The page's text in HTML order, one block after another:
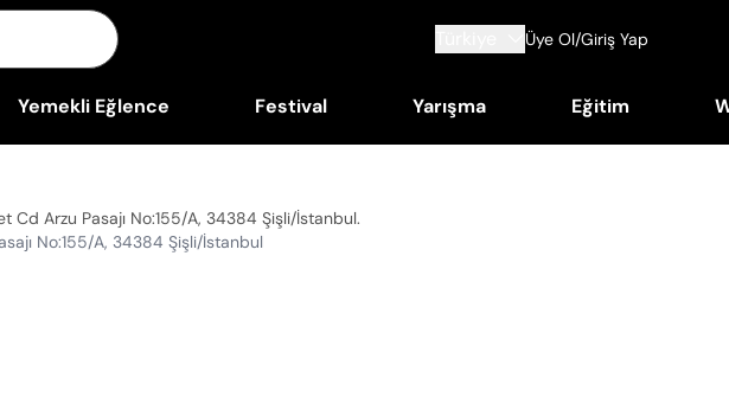
Üye Ol/Giriş Yap
Yemekli Eğlence Festival Yarışma Eğitim
Cd Arzu Pasajı No:155/A, 34384 Şişli/İstanbul.
No:155/A, 34384 Şişli/İstanbul